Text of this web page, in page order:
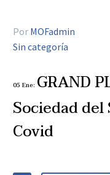
Por MOFadmin
Sin categoría
05 Ene: GRAND
Sociedad
Covid